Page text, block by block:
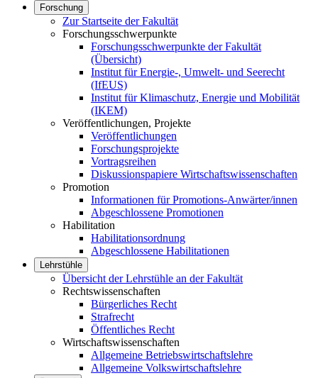
Forschung
Zur Startseite der Fakultät
Forschungsschwerpunkte
Forschungsschwerpunkte der Fakultät
(Übersicht)
Institut für Energie-, Umwelt- und Seerecht
(IfEUS)
Institut für Klimaschutz, Energie und Mobilität
(IKEM)
Veröffentlichungen, Projekte
Veröffentlichungen
Forschungsprojekte
Vortragsreihen
Diskussionspapiere Wirtschaftswissenschaften
Promotion
Informationen für Promotions-Anwärter/innen
Abgeschlossene Promotionen
Habilitation
Habilitationsordnung
Abgeschlossene Habilitationen
Lehrstühle
Übersicht der Lehrstühle an der Fakultät
Rechtswissenschaften
Bürgerliches Recht
Strafrecht
Öffentliches Recht
Wirtschaftswissenschaften
Allgemeine Betriebswirtschaftslehre
Allgemeine Volkswirtschaftslehre